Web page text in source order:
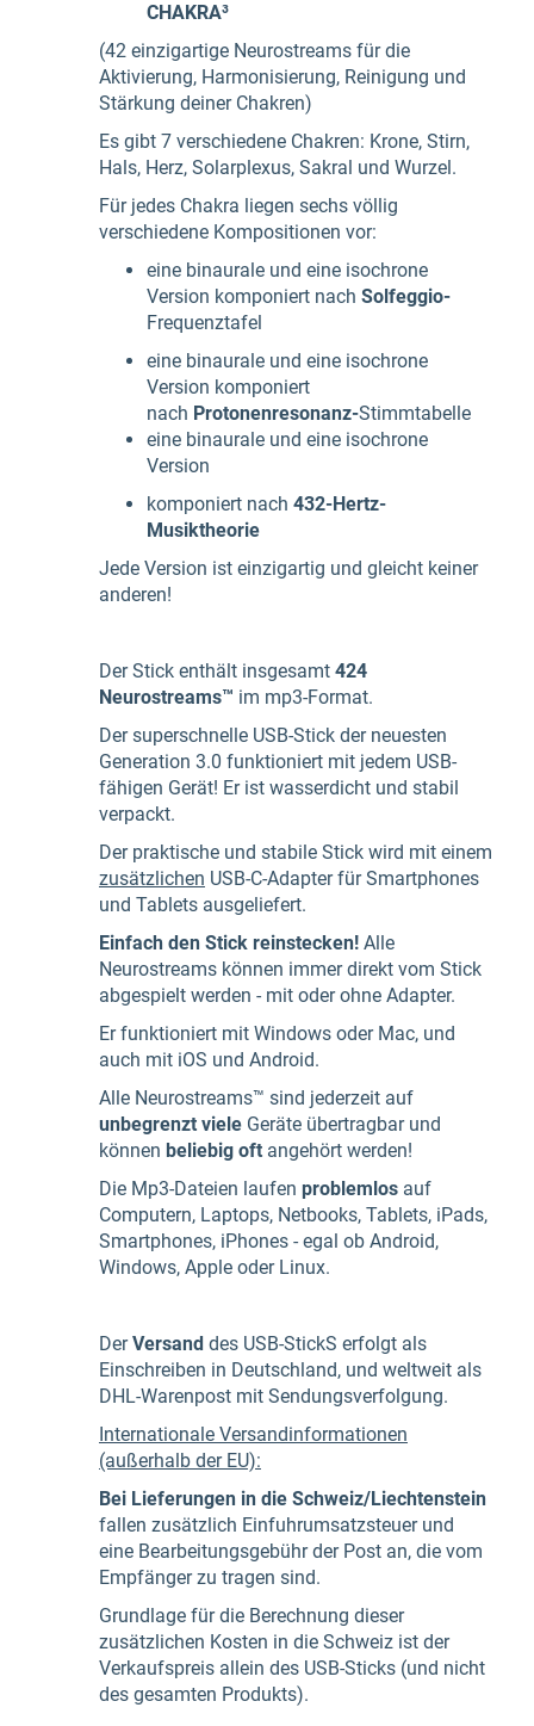
CHAKRA³
(42 einzigartige Neurostreams für die
Aktivierung, Harmonisierung, Reinigung und
Stärkung deiner Chakren)
Es gibt 7 verschiedene Chakren: Krone, Stirn,
Hals, Herz, Solarplexus, Sakral und Wurzel.
Für jedes Chakra liegen sechs völlig
verschiedene Kompositionen vor:
eine binaurale und eine isochrone
Version komponiert nach Solfeggio-
Frequenztafel
eine binaurale und eine isochrone
Version komponiert
nach Protonenresonanz-Stimmtabelle
eine binaurale und eine isochrone
Version
komponiert nach 432-Hertz-
Musiktheorie
Jede Version ist einzigartig und gleicht keiner
anderen!
Der Stick enthält insgesamt 424
Neurostreams™ im mp3-Format.
Der superschnelle USB-Stick der neuesten
Generation 3.0 funktioniert mit jedem USB-
fähigen Gerät! Er ist wasserdicht und stabil
verpackt.
Der praktische und stabile Stick wird mit einem
zusätzlichen USB-C-Adapter für Smartphones
und Tablets ausgeliefert.
Einfach den Stick reinstecken! Alle
Neurostreams können immer direkt vom Stick
abgespielt werden - mit oder ohne Adapter.
Er funktioniert mit Windows oder Mac, und
auch mit iOS und Android.
Alle Neurostreams™ sind jederzeit auf
unbegrenzt viele Geräte übertragbar und
können beliebig oft angehört werden!
Die Mp3-Dateien laufen problemlos auf
Computern, Laptops, Netbooks, Tablets, iPads,
Smartphones, iPhones - egal ob Android,
Windows, Apple oder Linux.
DerVersand des USB-StickS erfolgt als
Einschreiben in Deutschland, und weltweit als
DHL-Warenpost mit Sendungsverfolgung.
Internationale Versandinformationen
(außerhalb der EU):
Bei Lieferungen in die Schweiz/Liechtenstein
fallen zusätzlich Einfuhrumsatzsteuer und
eine Bearbeitungsgebühr der Post an, die vom
Empfänger zu tragen sind.
Grundlage für die Berechnung dieser
zusätzlichen Kosten in die Schweiz ist der
Verkaufspreis allein des USB-Sticks (und nicht
des gesamten Produkts).